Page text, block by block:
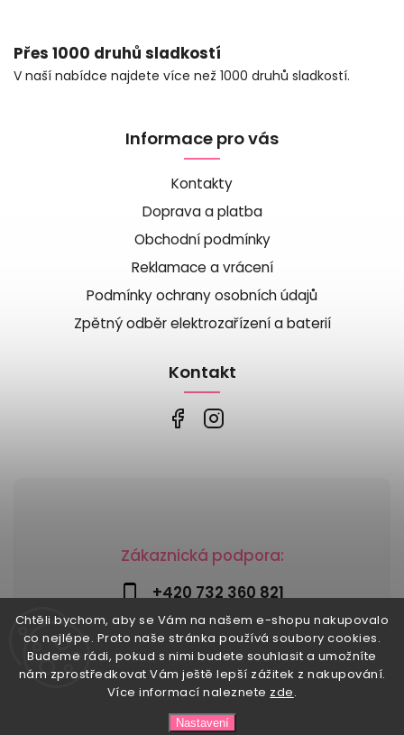
Chtěli bychom, aby se Vám na našem e-shopu nakupovalo
co nejlépe. Proto naše stránka používá soubory cookies.
Budeme rádi, pokud s nimi budete souhlasit a umožníte
nám zprostředkovat Vám ještě lepší zážitek z nakupování.
Více informací naleznete zde.
Nastavení
Přes 1000 druhů sladkostí
V naší nabídce najdete více než 1000 druhů sladkostí.
Zákaznická podpora:
+420 732 360 821
info@risesnu.cz
Informace pro vás
Kontakty
Doprava a platba
Obchodní podmínky
Reklamace a vrácení
Podmínky ochrany osobních údajů
Zpětný odběr elektrozařízení a baterií
Kontakt
Risesnu.cz. Všechna práva vyhrazena.
Upravit nastavení cookies